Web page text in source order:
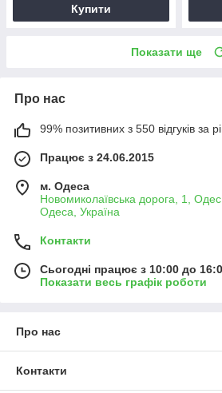
Купити
Показати ще
Про нас
99% позитивних з 550 відгуків за
Працює з 24.06.2015
м. Одеса
Новомиколаївська дорога, 1,
Одеса, Україна
Контакти
Сьогодні працює з 10:00 до
Показати весь графік роботи
Про нас
Контакти